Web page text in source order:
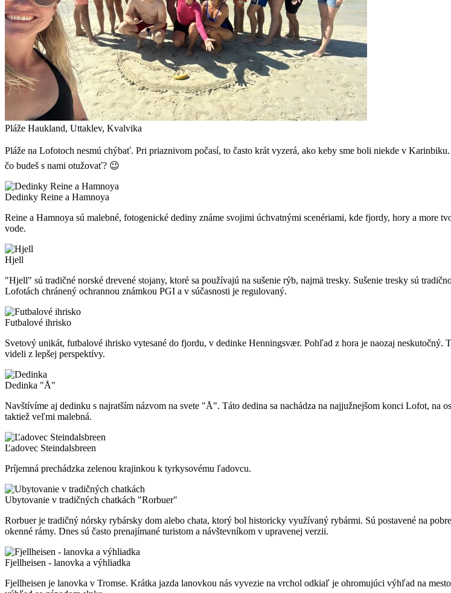
Pláže Haukland, Uttaklev, Kvalvika
Pláže na Lofotoch nesmú chýbať. Pri priaznivom počasí, to často krát vyzerá, ako keby sme boli niekde v
čo budeš s nami otužovať? 😉
Dedinky Reine a Hamnoya
Reine a Hamnoya sú malebné, fotogenické dediny známe svojimi úchvatnými scenériami, kde fjordy, hory a more
vode.
Hjell
"Hjell" sú tradičné norské drevené stojany, ktoré sa používajú na sušenie rýb, najmä tresky. Sušenie tresky sú
Lofotách chránený ochrannou známkou PGI a v súčasnosti je regulovaný.
Futbalové ihrisko
Svetový unikát, futbalové ihrisko vytesané do fjordu, v dedinke Henningsvær. Pohľad z hora je naozaj neskutočný.
videli z lepšej perspektívy.
Dedinka "Å"
Navštívíme aj dedinku s najratším názvom na svete "Å". Táto dedina sa nachádza na najjužnejšom konci Lofot, na
taktiež veľmi malebná.
Ľadovec Steindalsbreen
Príjemná prechádzka zelenou krajinkou k tyrkysovému ľadovcu.
Ubytovanie v tradičných chatkách "Rorbuer"
Rorbuer je tradičný nórsky rybársky dom alebo chata, ktorý bol historicky využívaný rybármi. Sú postavené na
okenné rámy. Dnes sú často prenajímané turistom a návštevníkom v upravenej verzii.
Fjellheisen - lanovka a výhliadka
Fjellheisen je lanovka v Tromse. Krátka jazda lanovkou nás vyvezie na vrchol odkiaľ je ohromujúci výhľad na